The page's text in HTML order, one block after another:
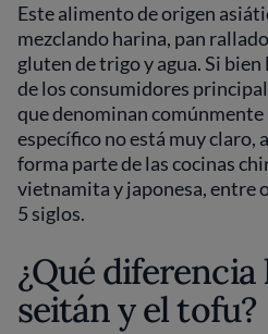
Este alimento de origen
mezclando harina, pan
gluten de trigo y agua. Si
de los consumidores
que denominan comúnmente
específico no está muy claro,
forma parte de las cocinas
vietnamita y japonesa, entre
5 siglos.
¿Qué
seitán y el tofu?